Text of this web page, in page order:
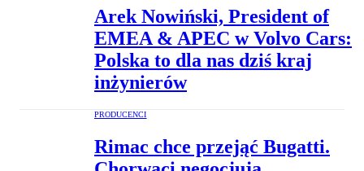
Arek Nowiński, President of
EMEA & APEC w Volvo Cars:
Polska to dla nas dziś kraj
inżynierów
PRODUCENCI
Rimac chce przejąć Bugatti.